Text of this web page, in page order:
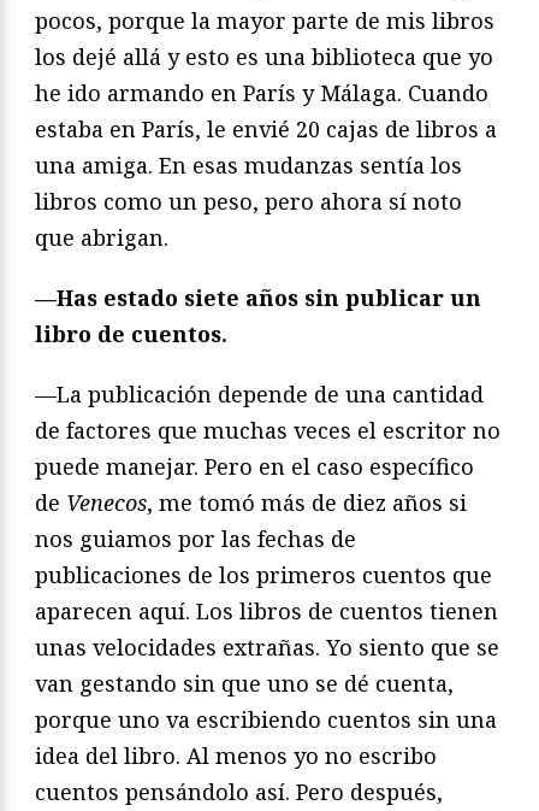
pocos, porque la mayor parte de mis libros
los dejé allá y esto es una biblioteca que yo
he ido armando en París y Málaga. Cuando
estaba en París, le envié 20 cajas de libros a
una amiga. En esas mudanzas sentía los
libros como un peso, pero ahora sí noto
que abrigan.
—Has estado siete años sin publicar un
libro de cuentos.
—La publicación depende de una cantidad
de factores que muchas veces el escritor no
puede manejar. Pero en el caso específico
de Venecos, me tomó más de diez años si
nos guiamos por las fechas de
publicaciones de los primeros cuentos que
aparecen aquí. Los libros de cuentos tienen
unas velocidades extrañas. Yo siento que se
van gestando sin que uno se dé cuenta,
porque uno va escribiendo cuentos sin una
idea del libro. Al menos yo no escribo
cuentos pensándolo así. Pero después,